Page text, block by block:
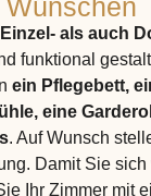
Wünschen
Einzel- als auch
funktional
ein Pflegebett,
eine
. Auf Wunsch
Damit Sie
Ihr Zimmer mit